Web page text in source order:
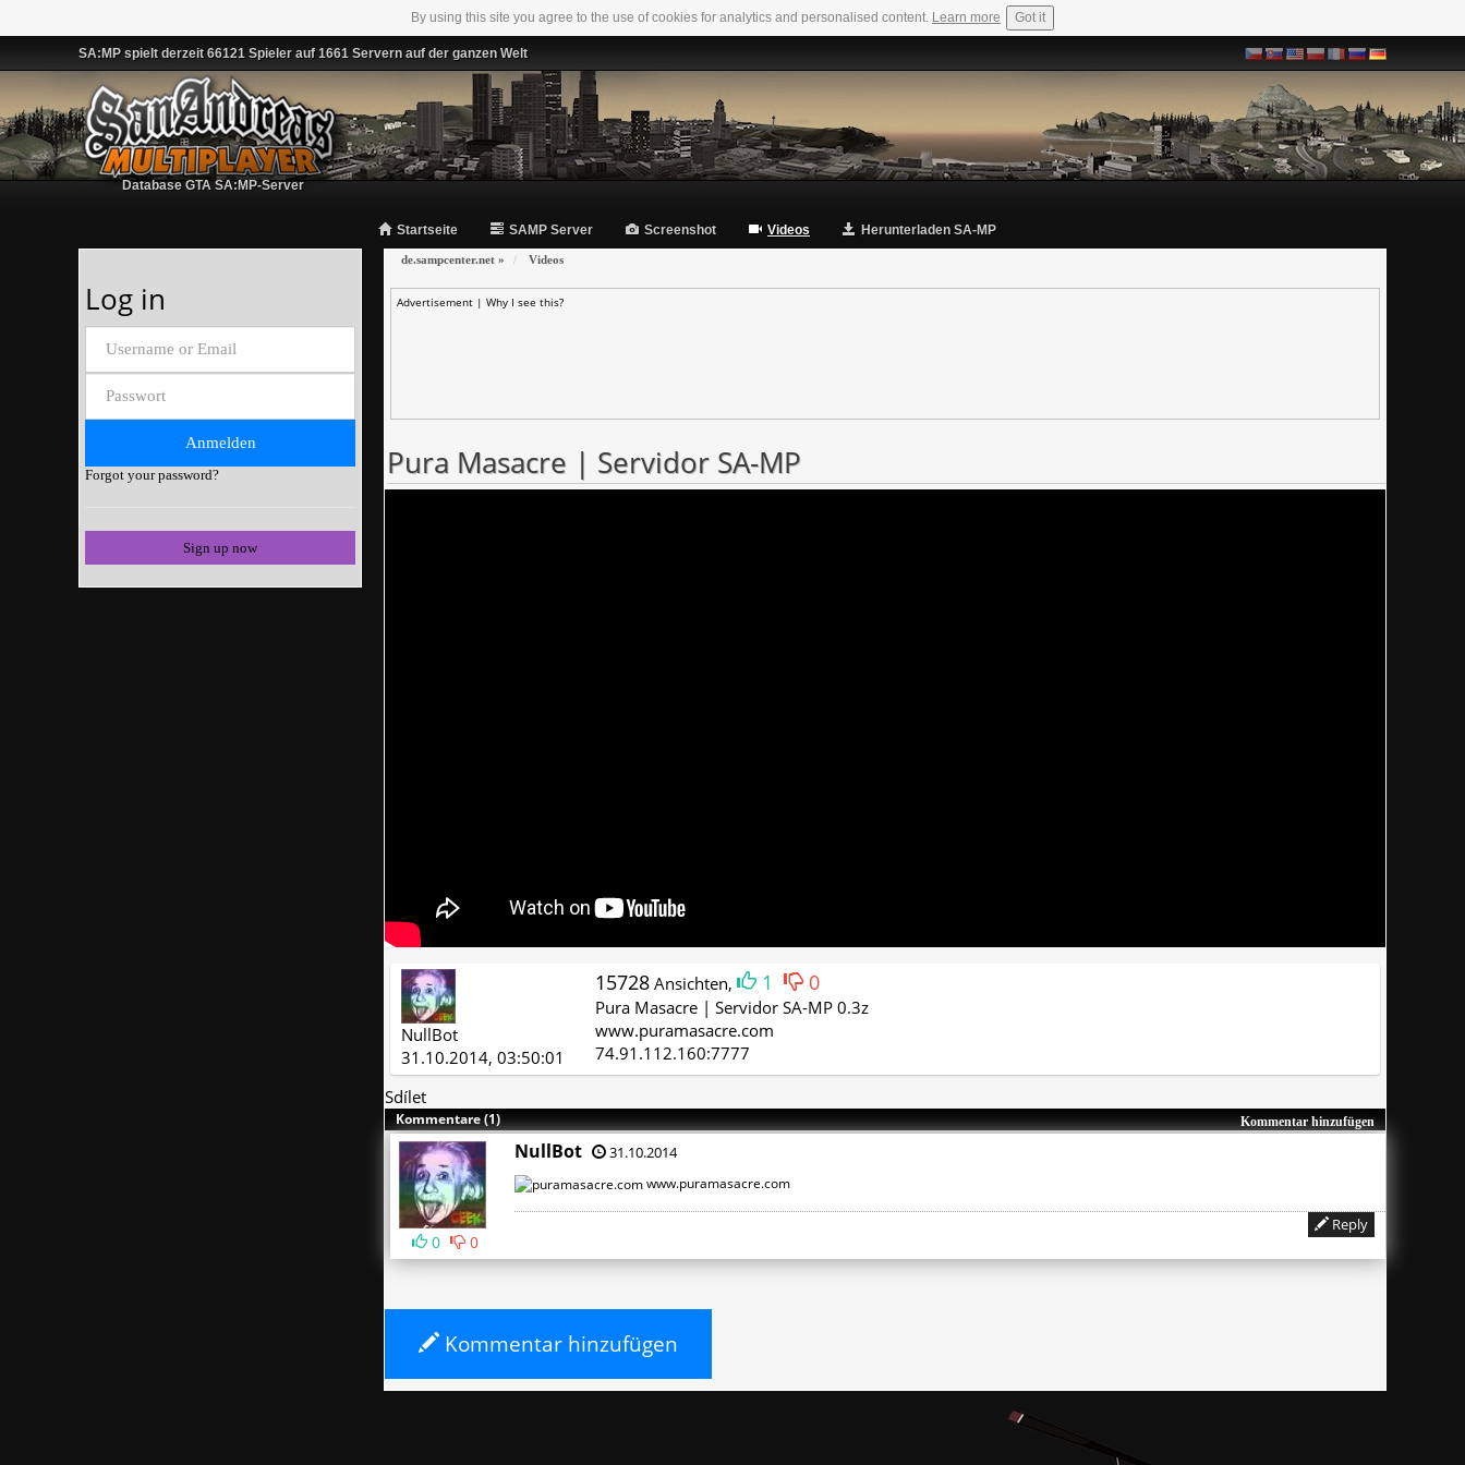
By using this site you agree to the use of cookies for analytics and personalised content. Learn more Got it
SA:MP spielt derzeit 66121 Spieler auf 1661 Servern auf der ganzen Welt
Database GTA SA:MP-Server
Startseite SAMP Server Screenshot Videos Herunterladen SA-MP
de.sampcenter.net » Videos
Advertisement | Why I see this?
Pura Masacre | Servidor SA-MP
NullBot
31.10.2014, 03:50:01
15728Ansichten, 1 0
Pura Masacre | Servidor SA-MP 0.3z
www.puramasacre.com
74.91.112.160:7777
Sdílet
Kommentar hinzufügen
Kommentare (1)
0 0
NullBot 31.10.2014
www.puramasacre.com
Reply
Kommentar hinzufügen
Log in
Forgot your password?
Sign up now